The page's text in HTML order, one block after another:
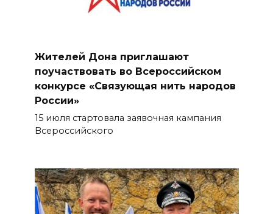
Жителей Дона приглашают
поучаствовать во Всероссийском
конкурсе «Связующая нить народов
России»
15 июля стартовала заявочная кампания
Всероссийского